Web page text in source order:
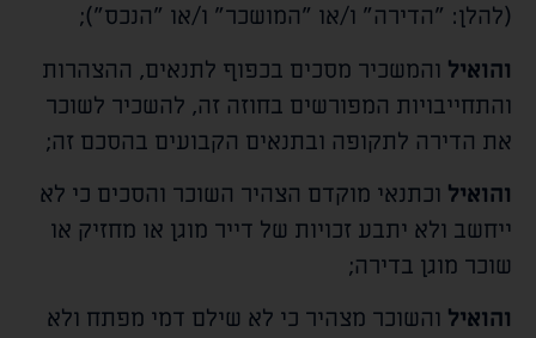
(להלן: "הדירה" ו/או "המושכר" ו/או "הנכס");
והואיל והמשכיר מסכים בכפוף לתנאים, ההצהרות
והתחייבויות המפורשים בחוזה זה, להשכיר לשוכר
את הדירה לתקופה ובתנאים הקבועים בהסכם זה;
והואיל וכתנאי מוקדם הצהיר השוכר והסכים כי לא
ייחשב ולא יתבע זכויות של דייר מוגן או מחזיק או
שוכר מוגן בדירה;
והואיל והשוכר מצהיר כי לא שילם דמי מפתח ולא